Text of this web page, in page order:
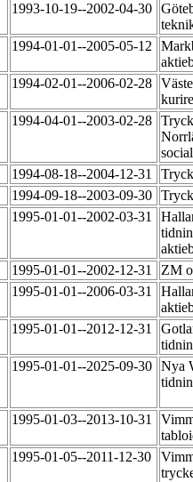
1993-10-19--2002-04-30
1994-01-01--2005-05-12
1994-02-01--2006-02-28
1994-04-01--2003-02-28
1994-08-18--2004-12-31
1994-09-18--2003-09-30
1995-01-01--2002-03-31
1995-01-01--2002-12-31
ZM
1995-01-01--2006-03-31
1995-01-01--2012-12-31
1995-01-01--2025-09-30 Nya
1995-01-03--2013-10-31
1995-01-05--2011-12-30